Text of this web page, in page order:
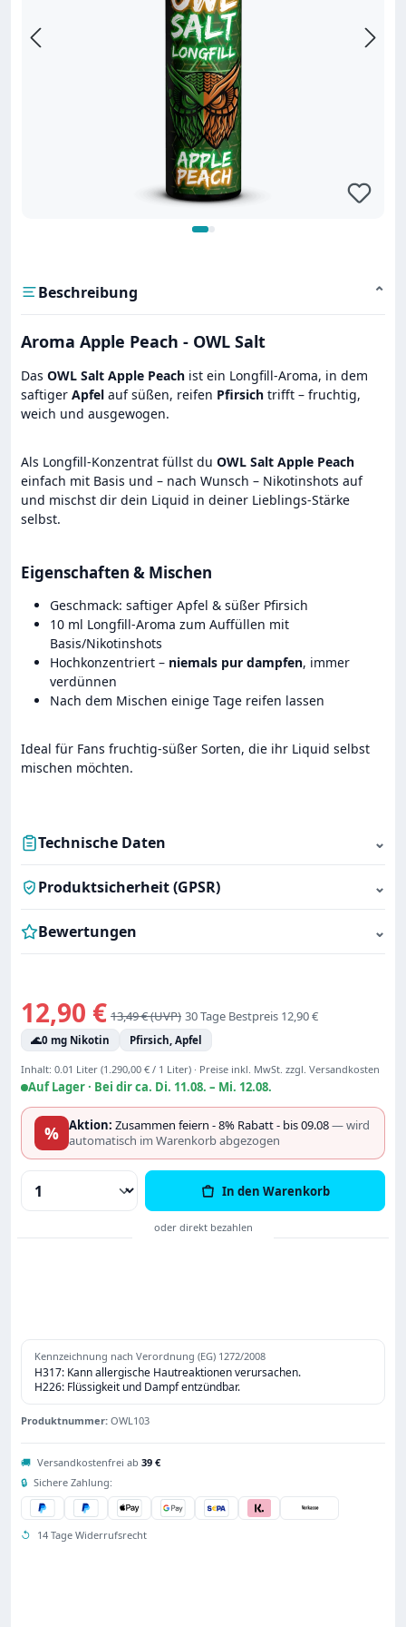
Beschreibung ⌄
Aroma Apple Peach - OWL Salt
Das OWL Salt Apple Peach ist ein Longfill-Aroma, in dem
saftiger Apfel auf süßen, reifen Pfirsich trifft – fruchtig,
weich und ausgewogen.
Als Longfill-Konzentrat füllst du OWL Salt Apple Peach
einfach mit Basis und – nach Wunsch – Nikotinshots auf
und mischst dir dein Liquid in deiner Lieblings-Stärke
selbst.
Eigenschaften & Mischen
Geschmack: saftiger Apfel & süßer Pfirsich
10 ml Longfill-Aroma zum Auffüllen mit
Basis/Nikotinshots
Hochkonzentriert – niemals pur dampfen, immer
verdünnen
Nach dem Mischen einige Tage reifen lassen
Ideal für Fans fruchtig-süßer Sorten, die ihr Liquid selbst
mischen möchten.
Technische Daten ⌄
Produktsicherheit (GPSR) ⌄
Bewertungen ⌄
Verkaufspreis:
12,90 € Regulärer Preis:
13,49 € 30 Tage Bestpreis 12,90 €
🌊0 mg Nikotin Pfirsich, Apfel
Inhalt: 0.01 Liter (1.290,00 € / 1 Liter) · Preise inkl. MwSt. zzgl. Versandkosten
Auf Lager · Bei dir ca. Di. 11.08. – Mi. 12.08.
% Aktion: Zusammen feiern - 8% Rabatt - bis 09.08— wird
automatisch im Warenkorb abgezogen
Produkt Anzahl: Gib den gewünschten
In den Warenkorb
Kennzeichnung nach Verordnung (EG) 1272/2008
H317: Kann allergische Hautreaktionen verursachen.
H226: Flüssigkeit und Dampf entzündbar.
Produktnummer: OWL103
🚚 Versandkostenfrei ab 39 €
🔒 Sichere Zahlung:
↺ 14 Tage Widerrufsrecht